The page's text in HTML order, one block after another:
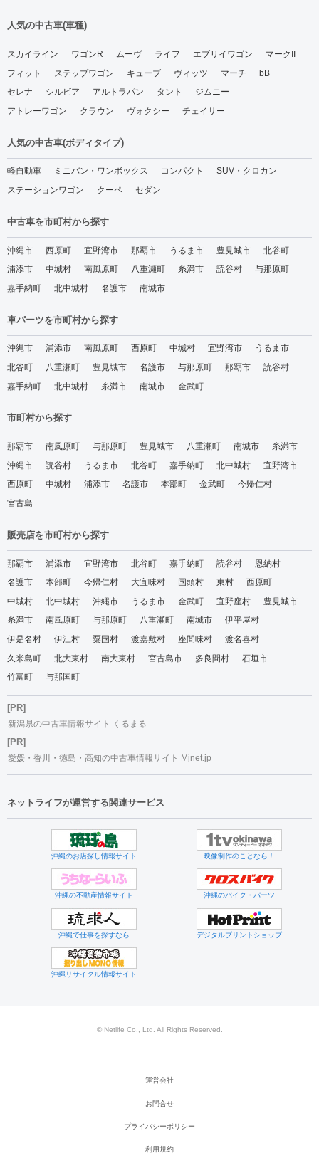
人気の中古車(車種)
スカイライン ワゴンR ムーヴ ライフ エブリイワゴン
マークII
フィット
ステップワゴン キューブ ヴィッツ マーチ
bB
セレナ
シルビア アルトラパン タント
ジムニー
アトレーワゴン
クラウン ヴォクシー チェイサー
人気の中古車(ボディタイプ)
軽自動車 ミニバン・ワンボックス コンパクト
SUV・クロカン
ステーションワゴン
クーペ セダン
中古車を市町村から探す
沖縄市 西原町 宜野湾市 那覇市 うるま市 豊見城市
北谷町
浦添市
中城村 南風原町 八重瀬町 糸満市 読谷村
与那原町
嘉手納町
北中城村 名護市 南城市
車パーツを市町村から探す
沖縄市 浦添市 南風原町 西原町 中城村 宜野湾市
うるま市
北谷町
八重瀬町 豊見城市 名護市 与那原町 那覇市
読谷村
嘉手納町
北中城村 糸満市 南城市 金武町
市町村から探す
那覇市 南風原町 与那原町 豊見城市 八重瀬町 南城市
糸満市
沖縄市
読谷村 うるま市 北谷町 嘉手納町 北中城村
宜野湾市
西原町
中城村 浦添市 名護市 本部町 金武町
今帰仁村
宮古島
販売店を市町村から探す
那覇市 浦添市 宜野湾市 北谷町 嘉手納町 読谷村
恩納村
名護市
本部町 今帰仁村 大宜味村 国頭村 東村
西原町
中城村
北中城村 沖縄市 うるま市 金武町 宜野座村
豊見城市
糸満市
南風原町 与那原町 八重瀬町 南城市
伊平屋村
伊是名村
伊江村 粟国村 渡嘉敷村 座間味村
渡名喜村
久米島町
北大東村 南大東村 宮古島市 多良間村
石垣市
竹富町
与那国町
[PR]
新潟県の中古車情報サイト くるまる
[PR]
愛媛・香川・徳島・高知の中古車情報サイト Mjnet.jp
ネットライフが運営する関連サービス
沖縄のお店探し情報サイト 映像制作のことなら！
沖縄の不動産情報サイト 沖縄のバイク・パーツ
沖縄で仕事を探すなら デジタルプリントショップ
沖縄リサイクル情報サイト
© Netlife Co., Ltd. All Rights Reserved.
運営会社
お問合せ
プライバシーポリシー
利用規約